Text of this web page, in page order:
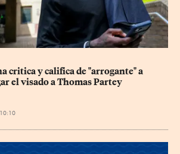
critica y califica de "arrogante" a
el visado a Thomas Partey